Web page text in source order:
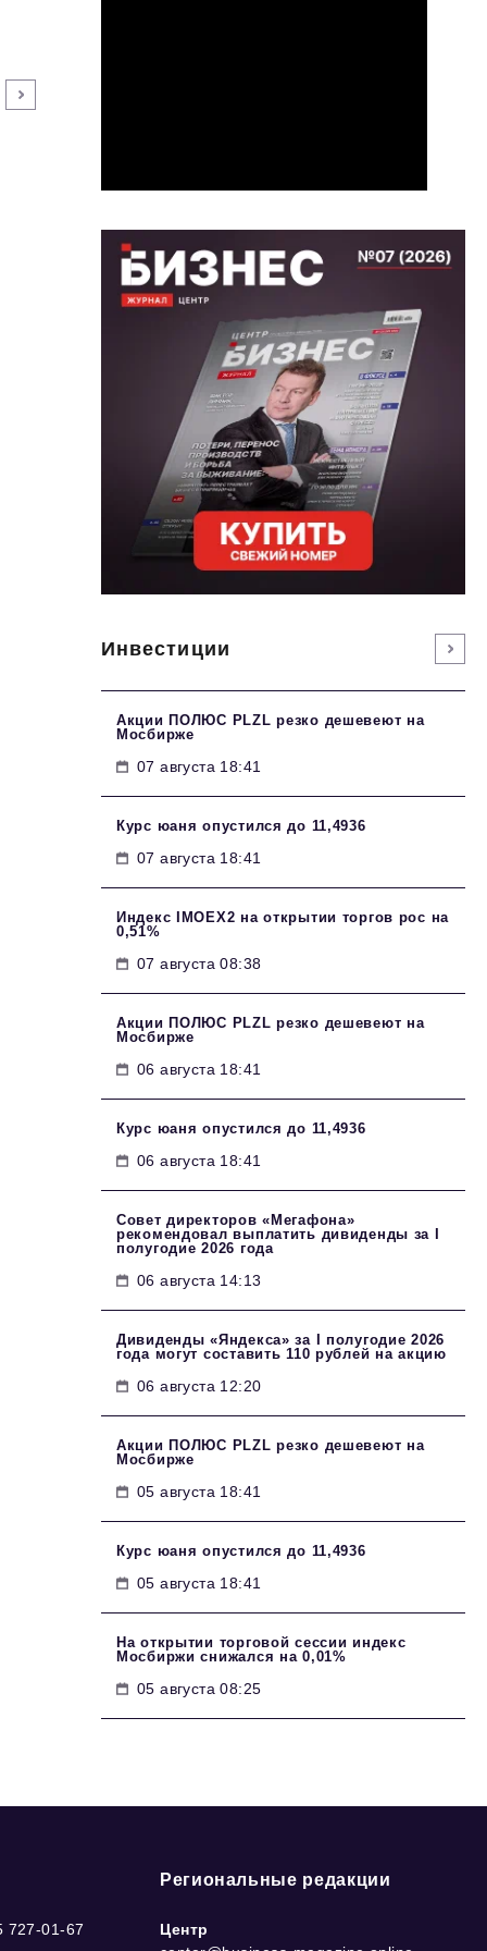
Инвестиции
Акции ПОЛЮС PLZL резко дешевеют на
Мосбирже
07 августа 18:41
Курс юаня опустился до 11,4936
07 августа 18:41
Индекс IMOEX2 на открытии торгов рос на
0,51%
07 августа 08:38
Акции ПОЛЮС PLZL резко дешевеют на
Мосбирже
06 августа 18:41
Курс юаня опустился до 11,4936
06 августа 18:41
Совет директоров «Мегафона»
рекомендовал выплатить дивиденды за I
полугодие 2026 года
06 августа 14:13
Дивиденды «Яндекса» за I полугодие 2026
года могут составить 110 рублей на акцию
06 августа 12:20
Акции ПОЛЮС PLZL резко дешевеют на
Мосбирже
05 августа 18:41
Курс юаня опустился до 11,4936
05 августа 18:41
На открытии торговой сессии индекс
Мосбиржи снижался на 0,01%
05 августа 08:25
727-01-67
Региональные редакции
Центр